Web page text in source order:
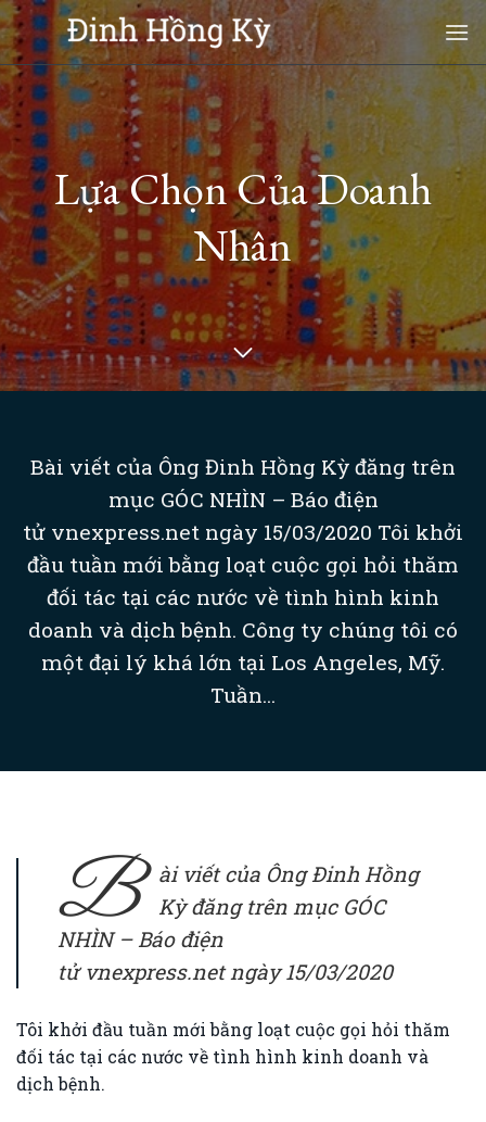
Skip
to
content
Lựa Chọn Của Doanh
Nhân
Bài viết của Ông Đinh Hồng Kỳ đăng trên
mục GÓC NHÌN – Báo điện
tử vnexpress.net ngày 15/03/2020 Tôi khởi
đầu tuần mới bằng loạt cuộc gọi hỏi thăm
đối tác tại các nước về tình hình kinh
doanh và dịch bệnh. Công ty chúng tôi có
một đại lý khá lớn tại Los Angeles, Mỹ.
Tuần...
B
ài viết của Ông Đinh Hồng
Kỳ đăng trên mục GÓC
NHÌN – Báo điện
tử vnexpress.net ngày 15/03/2020
Tôi khởi đầu tuần mới bằng loạt cuộc gọi hỏi thăm
đối tác tại các nước về tình hình kinh doanh và
dịch bệnh.